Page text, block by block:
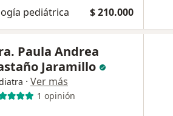
pediátrica $ 210.000
Paula Andrea
Jaramillo
· Ver más
1 opinión